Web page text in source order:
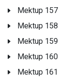
Mektup 157
Mektup 158
Mektup 159
Mektup 160
Mektup 161